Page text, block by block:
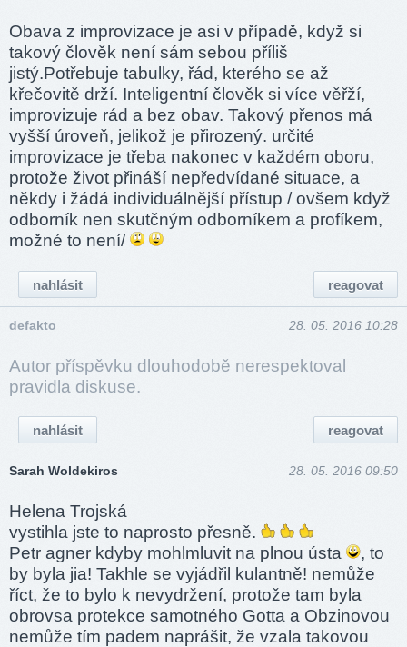
Obava z improvizace je asi v případě, když si
takový člověk není sám sebou příliš
jistý.Potřebuje tabulky, řád, kterého se až
křečovitě drží. Inteligentní člověk si více věřží,
improvizuje rád a bez obav. Takový přenos má
vyšší úroveň, jelikož je přirozený. určité
improvizace je třeba nakonec v každém oboru,
protože život přináší nepředvídané situace, a
někdy i žádá individuálnější přístup / ovšem když
odborník nen skutčným odborníkem a profíkem,
možné to není/
reagovat
nahlásit
defakto 28. 05. 2016 10:28
Autor příspěvku dlouhodobě nerespektoval
pravidla diskuse.
reagovat
nahlásit
Sarah Woldekiros 28. 05. 2016 09:50
Helena Trojská
vystihla jste to naprosto přesně.
Petr agner kdyby mohlmluvit na plnou ústa
, to
by byla jia! Takhle se vyjádřil kulantně! nemůže
říct, že to bylo k nevydržení, protože tam byla
obrovsa protekce samotného Gotta a Obzinovou
nemůže tím padem naprášit, že vzala takovou